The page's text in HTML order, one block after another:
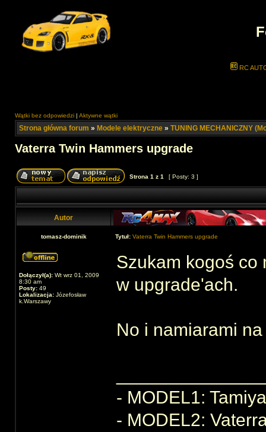
RC
Wątki bez odpowiedzi | Aktywne wątki
Strona główna forum » Modele elektryczne » TUNING MECHANICZNY
Vaterra Twin Hammers upgrade
Strona 1 z 1 [ Posty: 3 ]
Autor
tomasz-dominik Tytuł: Vaterra Twin Hammers upgrade
Dołączył(a): Wt wrz 01, 2009
8:30 am
Posty: 49
Lokalizacja: Józefosław
k.Warszawy
Szukam kogoś co
w upgrade'ach.
No i namiarami
- MODEL1:
- MODEL2: